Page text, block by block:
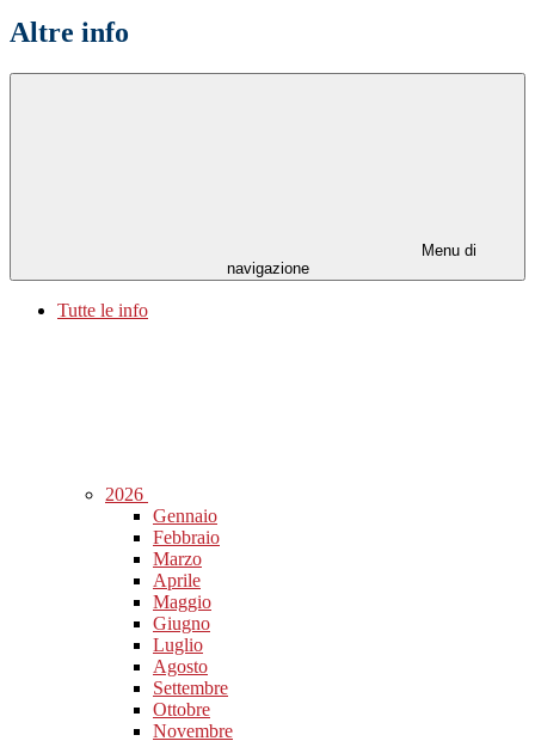
Altre info
Menu di
navigazione
Tutte le info
2026
Gennaio
Febbraio
Marzo
Aprile
Maggio
Giugno
Luglio
Agosto
Settembre
Ottobre
Novembre